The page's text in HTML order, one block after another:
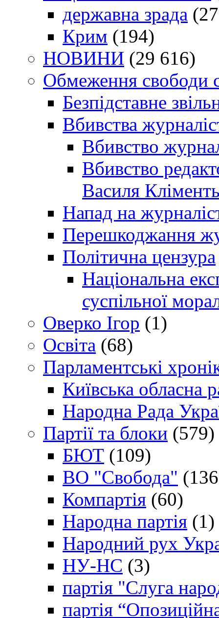
державна зрада
Крим (194)
НОВИНИ (29 616)
Обмеження свободи
Безпідставне
Вбивства
Вбивство
Вбивство
Василя
Напад на
Перешкоджання
Політична цензура
Національна
суспільної
Оверко Ігор (1)
Освіта (68)
Парламентські
Київська обласна
Народна Рада
Партії та блоки (579)
БЮТ (109)
ВО "Свобода"
Компартія (60)
Народна партія (1)
Народний рух
НУ-НС (3)
партія "Слуга
партія